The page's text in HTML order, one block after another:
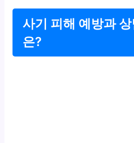
사기 피해 예방과
은?